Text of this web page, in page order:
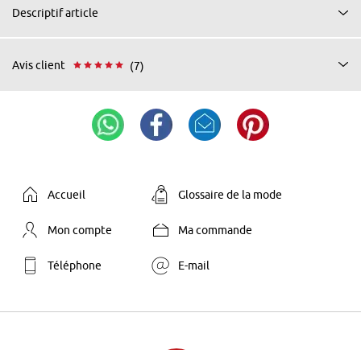
Descriptif article
Avis client (7)
Accueil Glossaire de la mode
Mon compte Ma commande
Téléphone E-mail